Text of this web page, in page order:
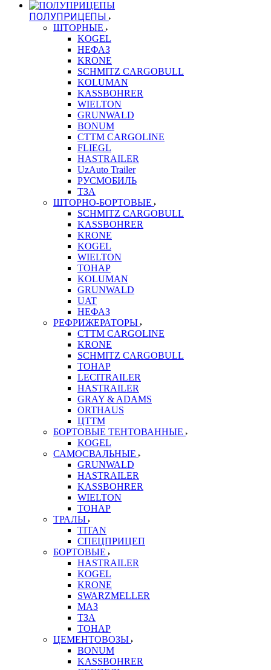
ПОЛУПРИЦЕПЫ
ШТОРНЫЕ
KOGEL
НЕФАЗ
KRONE
SCHMITZ CARGOBULL
KOLUMAN
KASSBOHRER
WIELTON
GRUNWALD
BONUM
CTTM CARGOLINE
FLIEGL
HASTRAILER
UzAuto Trailer
РУСМОБИЛЬ
ТЗА
ШТОРНО-БОРТОВЫЕ
SCHMITZ CARGOBULL
KASSBOHRER
KRONE
KOGEL
WIELTON
ТОНАР
KOLUMAN
GRUNWALD
UAT
НЕФАЗ
РЕФРИЖЕРАТОРЫ
CTTM CARGOLINE
KRONE
SCHMITZ CARGOBULL
ТОНАР
LECITRAILER
HASTRAILER
GRAY & ADAMS
ORTHAUS
ЦТТМ
БОРТОВЫЕ ТЕНТОВАННЫЕ
KOGEL
САМОСВАЛЬНЫЕ
GRUNWALD
HASTRAILER
KASSBOHRER
WIELTON
ТОНАР
ТРАЛЫ
TITAN
СПЕЦПРИЦЕП
БОРТОВЫЕ
HASTRAILER
KOGEL
KRONE
SWARZMELLER
МАЗ
ТЗА
ТОНАР
ЦЕМЕНТОВОЗЫ
BONUM
KASSBOHRER